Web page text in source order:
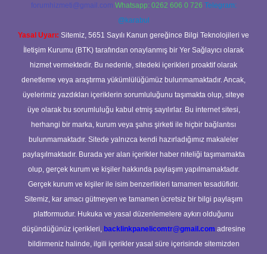
forumhizmeti@gmail.com Whatsapp: 0262 606 0 726 Telegram:
@karabul
Yasal Uyarı: Sitemiz, 5651 Sayılı Kanun gereğince Bilgi Teknolojileri ve
İletişim Kurumu (BTK) tarafından onaylanmış bir Yer Sağlayıcı olarak
hizmet vermektedir. Bu nedenle, sitedeki içerikleri proaktif olarak
denetleme veya araştırma yükümlülüğümüz bulunmamaktadır. Ancak,
üyelerimiz yazdıkları içeriklerin sorumluluğunu taşımakta olup, siteye
üye olarak bu sorumluluğu kabul etmiş sayılırlar. Bu internet sitesi,
herhangi bir marka, kurum veya şahıs şirketi ile hiçbir bağlantısı
bulunmamaktadır. Sitede yalnızca kendi hazırladığımız makaleler
paylaşılmaktadır. Burada yer alan içerikler haber niteliği taşımamakta
olup, gerçek kurum ve kişiler hakkında paylaşım yapılmamaktadır.
Gerçek kurum ve kişiler ile isim benzerlikleri tamamen tesadüfidir.
Sitemiz, kar amacı gütmeyen ve tamamen ücretsiz bir bilgi paylaşım
platformudur. Hukuka ve yasal düzenlemelere aykırı olduğunu
düşündüğünüz içerikleri, backlinkpanelicomtr@gmail.com adresine
bildirmeniz halinde, ilgili içerikler yasal süre içerisinde sitemizden